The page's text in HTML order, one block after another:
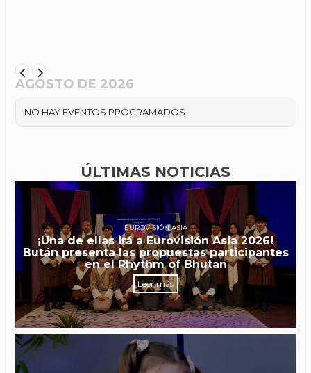
AGOSTO DE 2026
NO HAY EVENTOS PROGRAMADOS
ÚLTIMAS NOTICIAS
EUROVISIÓN ASIA
¡Una de ellas irá a Eurovisión Asia 2026!
Bután presenta las propuestas participantes
en el Rhythm of Bhutan
Leer más